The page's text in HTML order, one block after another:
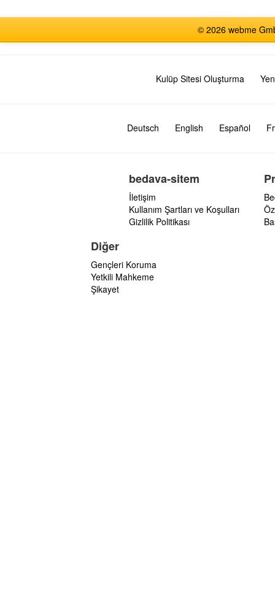
© 2026 webme
Kulüp Sitesi Oluşturma
Deutsch English Español
bedava-sitem
İletişim
Kullanım Şartları ve Koşulları
Gizlilik Politikası
Diğer
Gençleri Koruma
Yetkili Mahkeme
Şikayet